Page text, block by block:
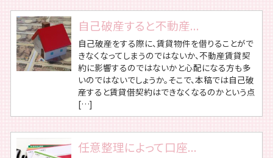
自己破産すると不動産...
自己破産をする際に、賃貸物件を借りることがで
きなくなってしまうのではないか、不動産賃貸契
約に影響するのではないかと心配になる方も多
いのではないでしょうか。そこで、本稿では自己破
産すると賃貸借契約はできなくなるのかという点
[…]
任意整理によって口座...